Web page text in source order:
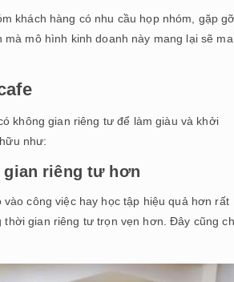
khách hàng có nhu cầu họp nhóm, gặp
mô hình kinh doanh này mang lại sẽ
không gian riêng tư để làm giàu và khởi
như:
gian riêng tư hơn
công việc hay học tập hiệu quả hơn rất
gian riêng tư trọn vẹn hơn. Đây cũng